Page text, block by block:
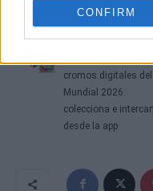
CONFIRM
Artículo anterior
cromos digitales del
Mundial 2026:
colecciona e
desde la app